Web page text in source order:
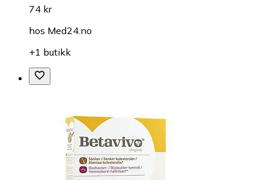
74 kr
hos Med24.no
+1 butikk